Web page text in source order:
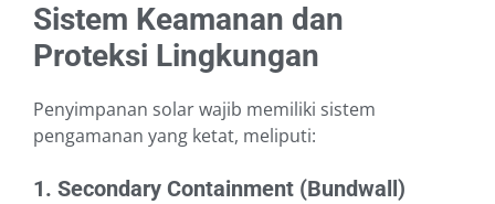
Sistem Keamanan dan
Proteksi Lingkungan
Penyimpanan solar wajib memiliki sistem
pengamanan yang ketat, meliputi:
1. Secondary Containment (Bundwall)